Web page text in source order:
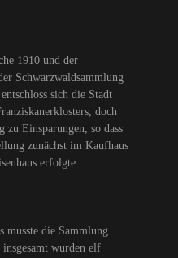
1910 und der
Schwarzwaldsammlung
sich die Stadt
doch
zu Einsparungen, so dass
zunächst im Kaufhaus
erfolgte.
musste die Sammlung
wurden elf